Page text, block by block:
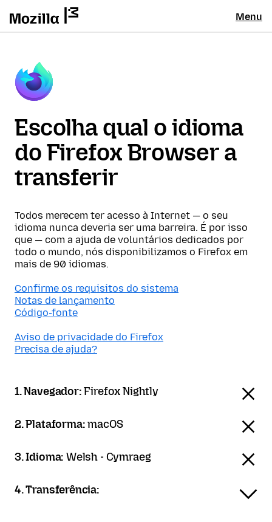
Menu
Escolha qual o idioma
do Firefox Browser a
transferir
Todos merecem ter acesso à Internet — o seu
idioma nunca deveria ser uma barreira. É por isso
que — com a ajuda de voluntários dedicados por
todo o mundo, nós disponibilizamos o Firefox em
mais de 90 idiomas.
Confirme os requisitos do sistema
Notas de lançamento
Código-fonte
Aviso de privacidade do Firefox
Precisa de ajuda?
1. Navegador:Firefox Nightly
2. Plataforma:macOS
3. Idioma:Welsh - Cymraeg
4. Transferência: